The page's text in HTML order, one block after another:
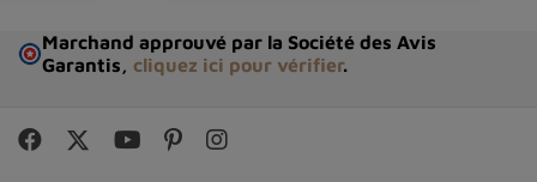
Marchand approuvé par la Société des Avis
Garantis, cliquez ici pour vérifier.